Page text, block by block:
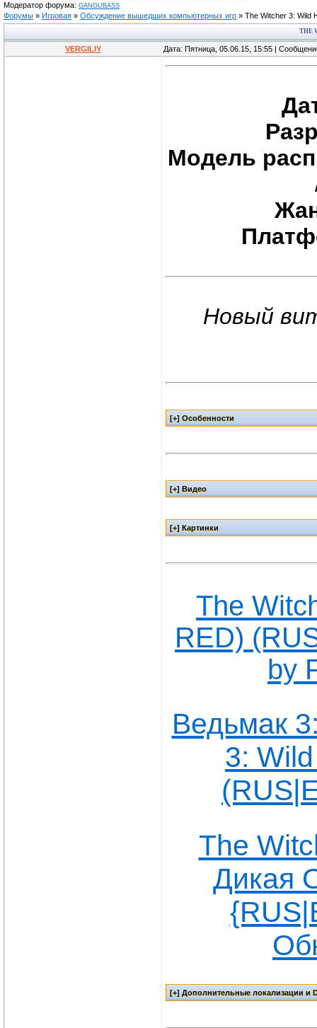
Модератор форума: GANGUBASS
Форумы » Игровая » Обсуждение вышедших компьютерных игр » The Witcher 3: Wild
THE
VERGILIY Дата: Пятница, 05.06.15, 15:55 |
Модель
Новый
The
RED)
by
Ведьмак
3:
The
Дикая